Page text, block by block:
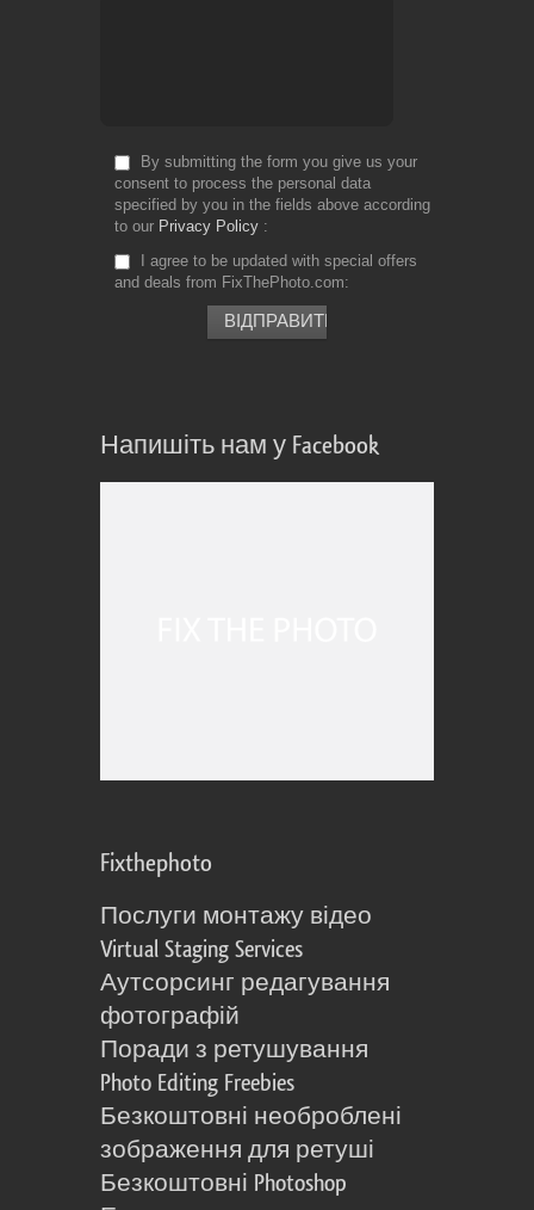
By submitting the form you give us your
consent to process the personal data
specified by you in the fields above according
to our Privacy Policy
I agree to be updated with special offers
and deals from FixThePhoto.com
Напишіть нам у Facebook
Fixthephoto
Послуги монтажу відео
Virtual Staging Services
Аутсорсинг редагування
фотографій
Поради з ретушування
Photo Editing Freebies
Безкоштовні необроблені
зображення для ретуші
Безкоштовні Photoshop